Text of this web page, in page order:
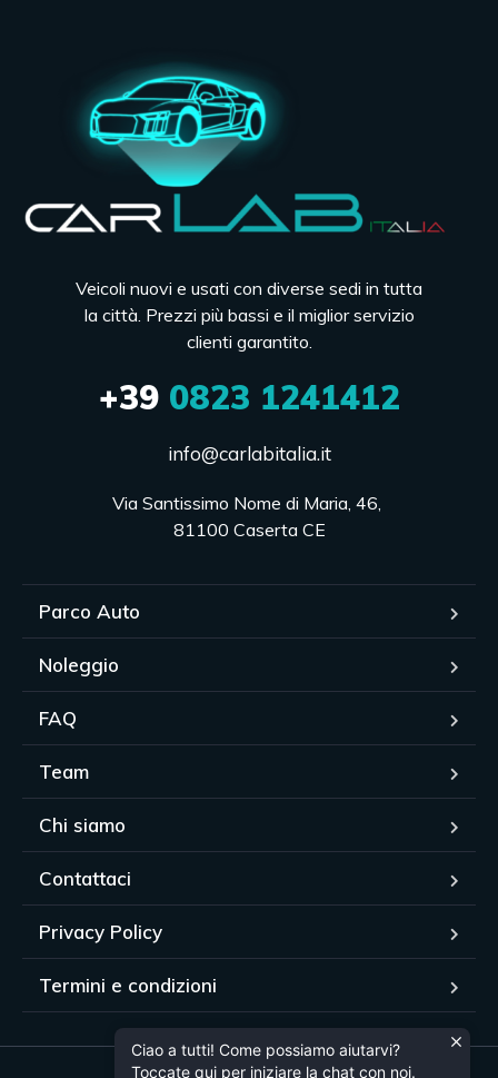
Veicoli nuovi e usati con diverse sedi in tutta
la città. Prezzi più bassi e il miglior servizio
clienti garantito.
+390823 1241412
info@carlabitalia.it
Via Santissimo Nome di Maria, 46,
81100 Caserta CE
Parco Auto
Noleggio
FAQ
Team
Chi siamo
Contattaci
Privacy Policy
Termini e condizioni
Ciao a tutti! Come possiamo aiutarvi?
Toccate qui per iniziare la chat con noi.